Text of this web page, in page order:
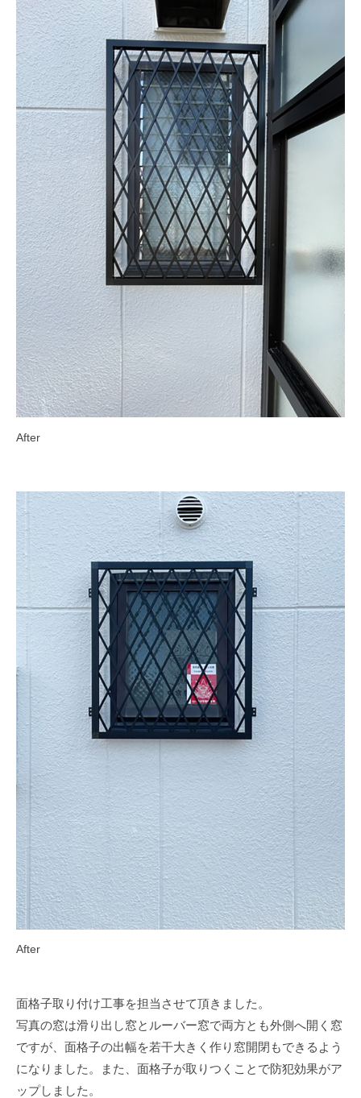
After
After
面格子取り付け工事を担当させて頂きました。
写真の窓は滑り出し窓とルーバー窓で両方とも外側へ開く窓
ですが、面格子の出幅を若干大きく作り窓開閉もできるよう
になりました。また、面格子が取りつくことで防犯効果がア
ップしました。